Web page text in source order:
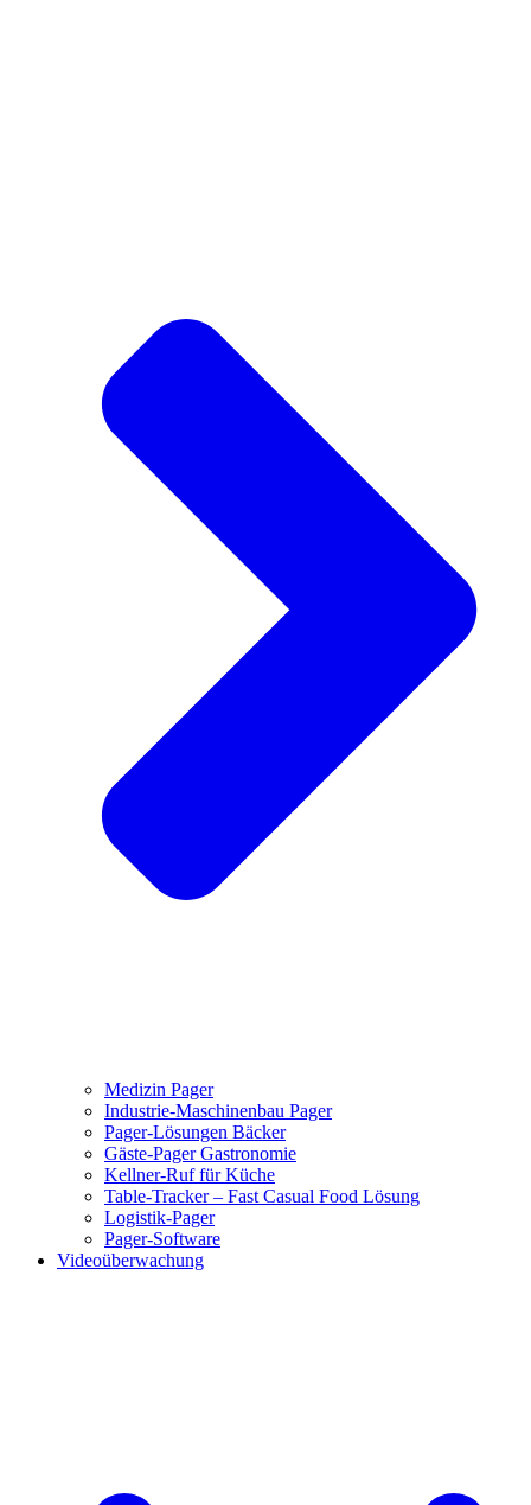
Medizin Pager
Industrie-Maschinenbau Pager
Pager-Lösungen Bäcker
Gäste-Pager Gastronomie
Kellner-Ruf für Küche
Table-Tracker – Fast Casual Food Lösung
Logistik-Pager
Pager-Software
Videoüberwachung